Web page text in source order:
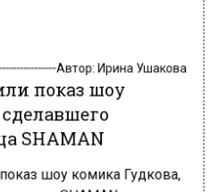
показ шоу
SHAMAN